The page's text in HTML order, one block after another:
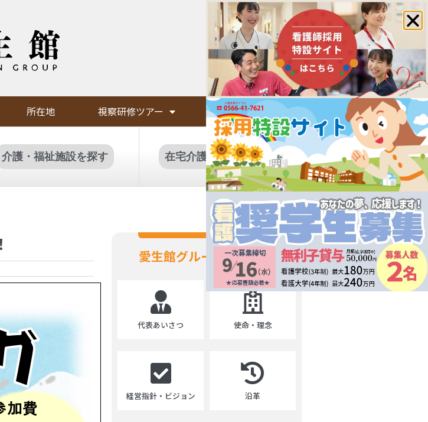
所在地 視察研修ツアー 面会について
介護・福祉施設を探す 在宅介護サービスを探す
愛生館グループのご案内
代表あいさつ 使命・理念
経営指針・ビジョン 沿革